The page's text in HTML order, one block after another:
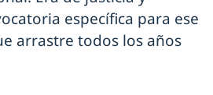
específica para ese
arrastre todos los años